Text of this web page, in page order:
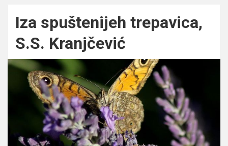
Iza spuštenijeh trepavica,
S.S. Kranjčević